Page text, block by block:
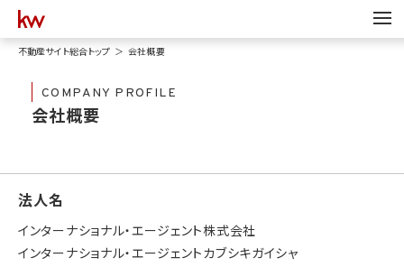
不動産サイト総合トップ 会社概要
COMPANY PROFILE
会社概要
法人名
インターナショナル・エージェント株式会社
インターナショナル・エージェントカブシキガイシャ